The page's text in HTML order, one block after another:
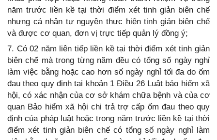
năm trước liền kề tại thời điểm xét tinh giản biên chế
nhưng cá nhân tự nguyện thực hiện tinh giản biên chế
và được cơ quan, đơn vị trực tiếp quản lý đồng ý;
7. Có 02 năm liên tiếp liền kề tại thời điểm xét tinh giản
biên chế mà trong từng năm đều có tổng số ngày nghỉ
làm việc bằng hoặc cao hơn số ngày nghỉ tối đa do ốm
đau theo quy định tại khoản 1 Điều 26 Luật bảo hiểm xã
hội, có xác nhận của cơ sở khám chữa bệnh và của cơ
quan Bảo hiểm xã hội chi trả trợ cấp ốm đau theo quy
định của pháp luật hoặc trong năm trước liền kề tại thời
điểm xét tinh giản biên chế có tổng số ngày nghỉ làm